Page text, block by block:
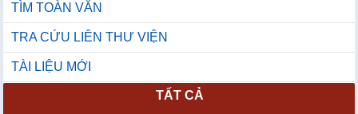
TÌM TOÀN VĂN
TRA CỨU LIÊN THƯ VIỆN
TÀI LIỆU MỚI
TẤT CẢ